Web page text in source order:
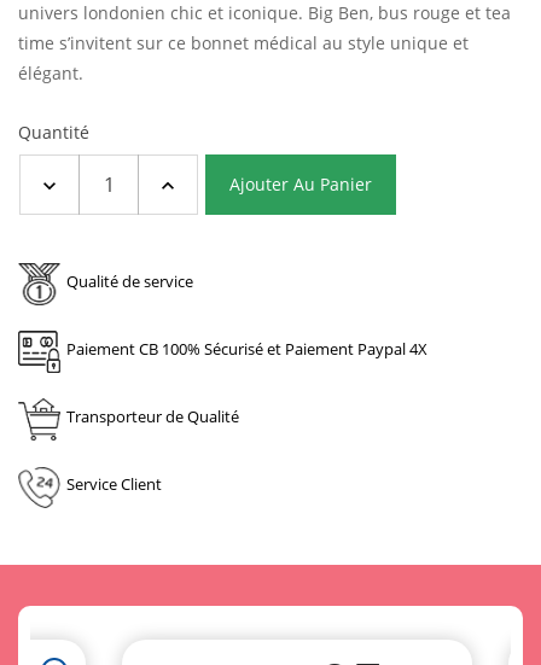
univers londonien chic et iconique. Big Ben, bus rouge et tea
time s’invitent sur ce bonnet médical au style unique et
élégant.
Quantité
Ajouter Au Panier
Qualité de service
Paiement CB 100% Sécurisé et Paiement Paypal 4X
Transporteur de Qualité
Service Client